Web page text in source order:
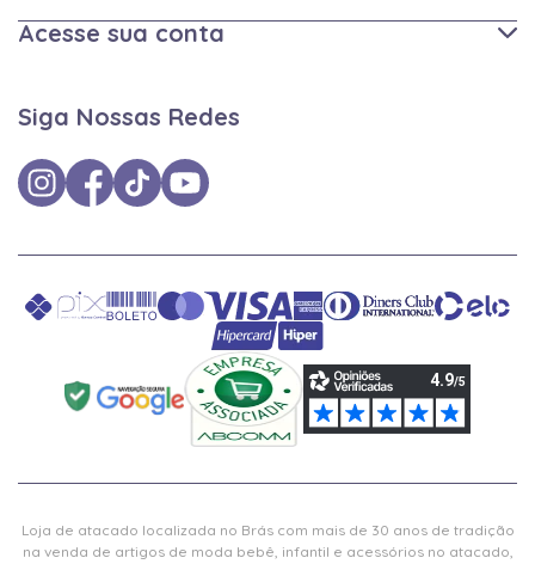
Acesse sua conta
Siga Nossas Redes
Loja de atacado localizada no Brás com mais de 30 anos de tradição
na venda de artigos de moda bebê, infantil e acessórios no atacado,